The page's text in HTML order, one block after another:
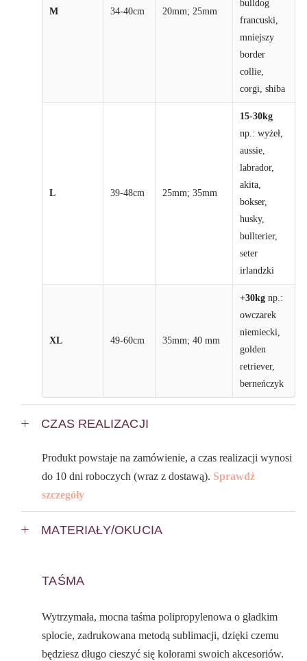
M 34-40cm 20mm; 25mm
bulldog
francuski,
mniejszy
border
collie,
corgi, shiba
L 39-48cm 25mm; 35mm
15-30kg
np.: wyżeł,
aussie,
labrador,
akita,
bokser,
husky,
bullterier,
seter
irlandzki
XL 49-60cm 35mm; 40 mm
+30kg np.:
owczarek
niemiecki,
golden
retriever,
berneńczyk
CZAS REALIZACJI
Produkt powstaje na zamówienie, a czas realizacji wynosi
do 10 dni roboczych (wraz z dostawą). Sprawdź
szczegóły
MATERIAŁY/OKUCIA
TAŚMA
Wytrzymała, mocna taśma polipropylenowa o gładkim
splocie, zadrukowana metodą sublimacji, dzięki czemu
będziesz długo cieszyć się kolorami swoich akcesoriów.